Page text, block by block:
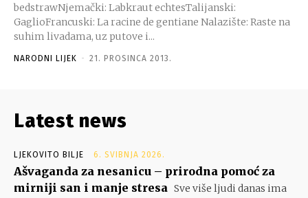
bedstrawNjemački: Labkraut echtesTalijanski:
GaglioFrancuski: La racine de gentiane Nalazište: Raste na
suhim livadama, uz putove i...
NARODNI LIJEK - 21. PROSINCA 2013.
Latest news
LJEKOVITO BILJE 6. SVIBNJA 2026.
Ašvaganda za nesanicu – prirodna pomoć za
mirniji san i manje stresa Sve više ljudi danas ima